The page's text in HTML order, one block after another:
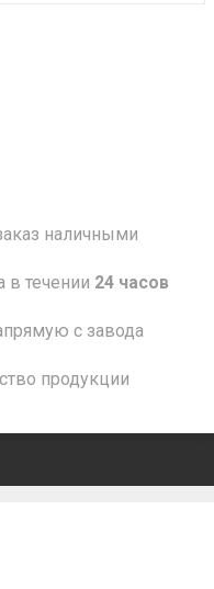
наличными
в течении 24 часов
с завода
продукции